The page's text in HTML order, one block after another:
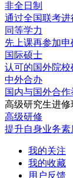
非全日制
通过全国联考进
同等学力
先上课再参加申
国际硕士
认可的国外院校
中外合办
国内与国外合
高级研究生进修
高级研修
提升自身业务素
我的关注
我的收藏
用户反馈